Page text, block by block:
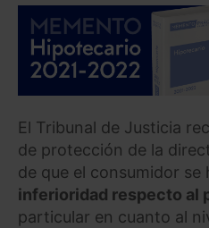
El Tribunal de Justicia
de protección de la
de que el consumidor se
inferioridad respecto al
particular en cuanto al